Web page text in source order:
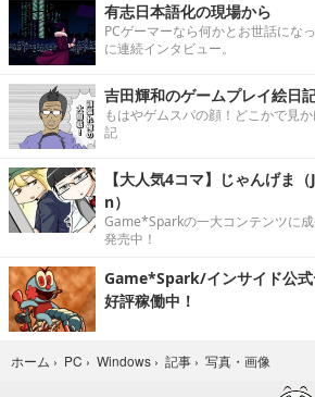
有志日本語化の現場から
PCゲーマーなら何かとお世話にな
に連続インタビュー。
吉田輝和のゲームプレイ絵日
もはやゲムスパの顔！どこかで見
記
【大人気4コマ】じゃんげま
n）
Game*Sparkの一大コンテンツに
発売中！
Game*Spark/インサイド公
好評稼働中！
ホーム › PC › Windows › 記事 › 写真・画像